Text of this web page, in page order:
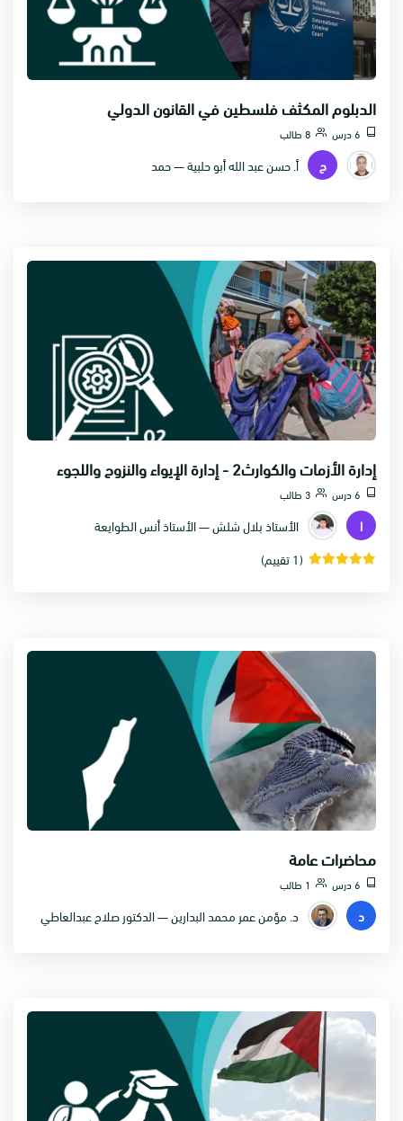
الدبلوم المكثف فلسطين في القانون الدولي
6 درس 8 طالب
ح أ. حسن عبد الله أبو حلبية — حمد
إدارة الأزمات والكوارث2 - إدارة الإيواء والنزوح واللجوء
6 درس 3 طالب
ا
الأستاذ بلال شلش — الأستاذ أنس الطوايعة
(1 تقييم)
محاضرات عامة
6 درس 1 طالب
د د. مؤمن عمر محمد البدارين — الدكتور صلاح عبدالعاطي